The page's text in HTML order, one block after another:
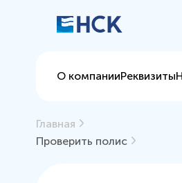
О компанииРеквизиты
Главная
Проверить полис